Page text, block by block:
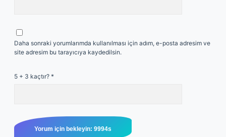
Daha sonraki yorumlarımda kullanılması için adım, e-posta adresim ve
site adresim bu tarayıcıya kaydedilsin.
5 + 3 kaçtır? *